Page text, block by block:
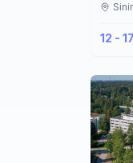
12 - 17